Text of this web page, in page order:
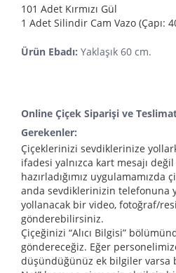
101 Adet Kırmızı Gül
1 Adet Silindir Cam Vazo (Çapı:
Ürün Ebadı: Yaklaşık 60 cm.
Online Çiçek Siparişi ve
Gerekenler:
Çiçeklerinizi sevdiklerinize
ifadesi yalnızca kart mesajı
hazırladığımız uygulamamızda
anda sevdiklerinizin telefonuna
yollanacak bir video, fotoğraf/
gönderebilirsiniz.
Çiçeğinizi “Alıcı Bilgisi”
göndereceğiz. Eğer
düşündüğünüz ek bilgiler varsa